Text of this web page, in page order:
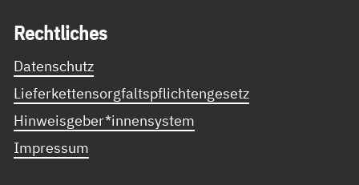
Recht­li­ches
Datenschutz
Lieferkettensorgfaltspflichtengesetz
Hinweisgeber*innensystem
Impressum